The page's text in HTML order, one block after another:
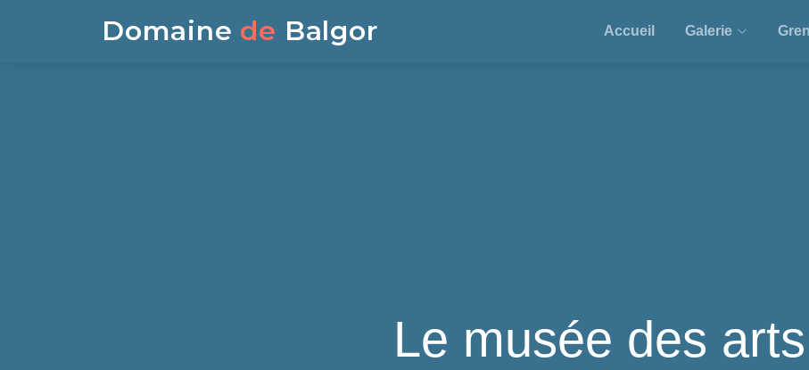
Domaine de Balgor Accueil Galerie
Le musée des arts